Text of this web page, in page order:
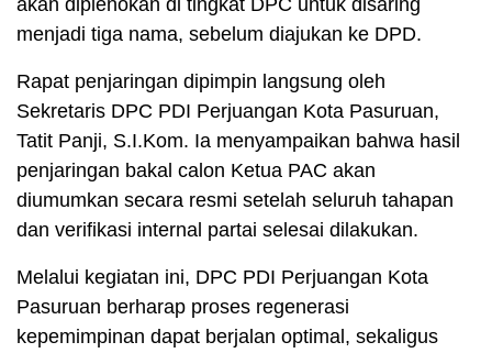
menjadi tiga nama, sebelum diajukan ke DPD.
Rapat penjaringan dipimpin langsung oleh
Sekretaris DPC PDI Perjuangan Kota Pasuruan,
Tatit Panji, S.I.Kom. Ia menyampaikan bahwa hasil
penjaringan bakal calon Ketua PAC akan
diumumkan secara resmi setelah seluruh tahapan
dan verifikasi internal partai selesai dilakukan.
Melalui kegiatan ini, DPC PDI Perjuangan Kota
Pasuruan berharap proses regenerasi
kepemimpinan dapat berjalan optimal, sekaligus